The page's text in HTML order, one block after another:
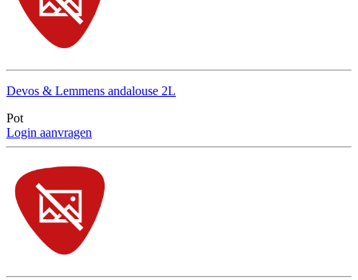
Devos & Lemmens andalouse 2L
Pot
Login aanvragen